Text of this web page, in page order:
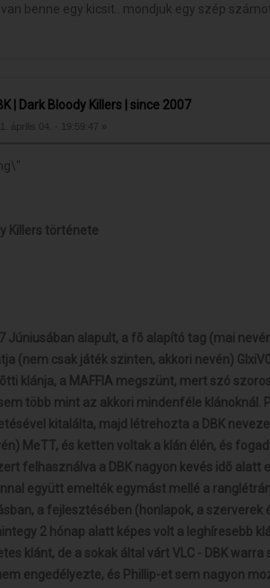
benne egy kicsit.. mondjuk egy szép
| Dark Bloody Killers | since 2007
április 04. - 19:59:47 »
Killers története
Júniusában alapult, a fõ alapító tag (mai
(nem csak játék szinten, akkori nevén)
klánja, a MAFFIA megszünt, mert szó
több mint az akkori mindenféle klánoknál.
kitalálta, majd létrehozta a DBK
MeTT, és ketten voltak a klán élén, és
felhasználva a DBK nagyon kevés idõ
együtt emelték egymást mellé a
a fejlesztésében (honlapok, a
2 hónap alatt képes volt a leghíresebb
klánt, de a sokak által várt VLC - DBK warra
engedélyezte, és Phillip-et sem nagyon